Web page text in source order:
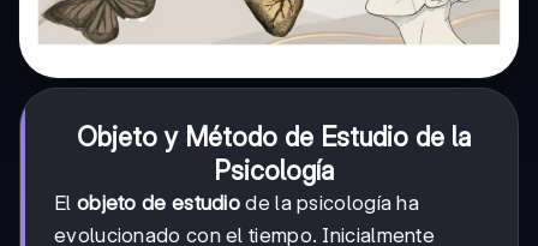
Objeto y Método de Estudio de la
Psicología
El objeto de estudio de la psicología ha
evolucionado con el tiempo. Inicialmente